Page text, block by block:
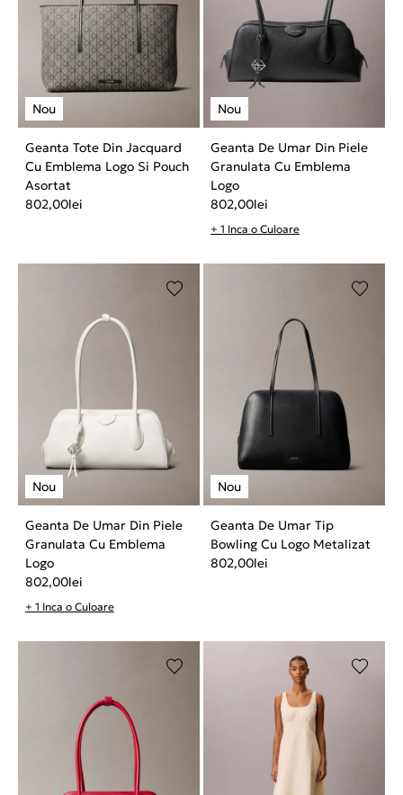
Geanta Tote Din Jacquard
Cu Emblema Logo Si Pouch
Asortat
802,00lei
Geanta De Umar Din Piele
Granulata Cu Emblema
Logo
802,00lei
+ 1 Inca o Culoare
Geanta De Umar Din Piele
Granulata Cu Emblema
Logo
802,00lei
+ 1 Inca o Culoare
Geanta De Umar Tip
Bowling Cu Logo Metalizat
802,00lei